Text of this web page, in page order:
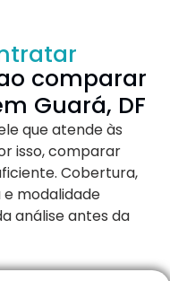
comparar
Guará, DF
que atende às
isso, comparar
Cobertura,
modalidade
análise antes da